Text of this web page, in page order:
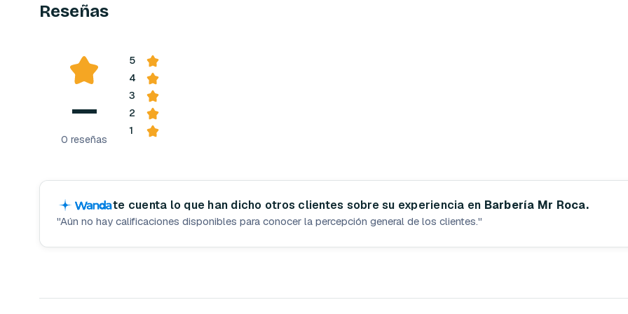
Reseñas
—
0 reseñas
5
4
3
2
1
te cuenta lo que han dicho otros clientes sobre su experiencia en Barbería Mr Roca.
"Aún no hay calificaciones disponibles para conocer la percepción general de los clientes."